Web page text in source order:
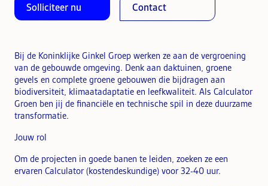
Solliciteer nu Contact
Bij de Koninklijke Ginkel Groep werken ze aan de vergroening
van de gebouwde omgeving. Denk aan daktuinen, groene
gevels en complete groene gebouwen die bijdragen aan
biodiversiteit, klimaatadaptatie en leefkwaliteit. Als Calculator
Groen ben jij de financiële en technische spil in deze duurzame
transformatie.
Jouw rol
Om de projecten in goede banen te leiden, zoeken ze een
ervaren Calculator (kostendeskundige) voor 32-40 uur.